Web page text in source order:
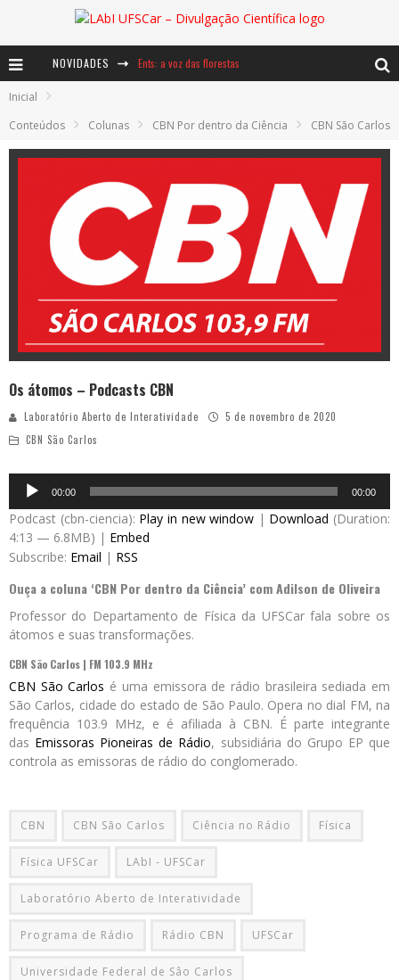
NOVIDADES Ents: a voz das florestas
Inicial
Conteúdos
Colunas CBN Por dentro da Ciência CBN São Carlos
Os átomos – Podcasts CBN
Laboratório Aberto de Interatividade
5 de novembro de 2020
CBN São Carlos
Audio
Player
00:00 00:00
Podcast (cbn-ciencia): Play in new window | Download (Duration:
4:13 — 6.8MB) | Embed
Subscribe: Email | RSS
Ouça a coluna ‘CBN Por dentro da Ciência’ com Adilson de Oliveira
Professor do Departamento de Física da UFSCar fala sobre os
átomos e suas transformações.
CBN São Carlos | FM 103.9 MHz
CBN São Carlos é uma emissora de rádio brasileira sediada em
São Carlos, cidade do estado de São Paulo. Opera no dial FM, na
frequência 103.9 MHz, e é afiliada à CBN. É parte integrante
das Emissoras Pioneiras de Rádio, subsidiária do Grupo EP que
controla as emissoras de rádio do conglomerado.
CBN CBN São Carlos Ciência no Rádio Física
Física UFSCar LAbI - UFSCar
Laboratório Aberto de Interatividade
Programa de Rádio Rádio CBN UFSCar
Universidade Federal de Sâo Carlos